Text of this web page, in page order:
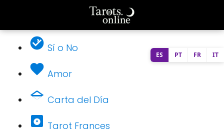
Sí o No
Amor
Carta del Día
Tarot Frances
ES PT FR IT